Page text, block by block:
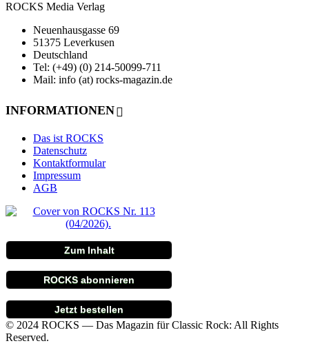
ROCKS Media Verlag
Neuenhausgasse 69
51375 Leverkusen
Deutschland
Tel: (+49) (0) 214-50099-711
Mail: info (at) rocks-magazin.de
INFORMATIONEN
Das ist ROCKS
Datenschutz
Kontaktformular
Impressum
AGB
Zum Inhalt
ROCKS abonnieren
Jetzt bestellen
© 2024 ROCKS — Das Magazin für Classic Rock: All Rights
Reserved.